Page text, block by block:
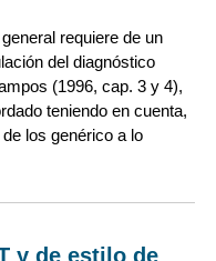
requiere de un
del diagnóstico
(1996, cap. 3 y 4),
teniendo en cuenta,
los genérico a lo
y de estilo de